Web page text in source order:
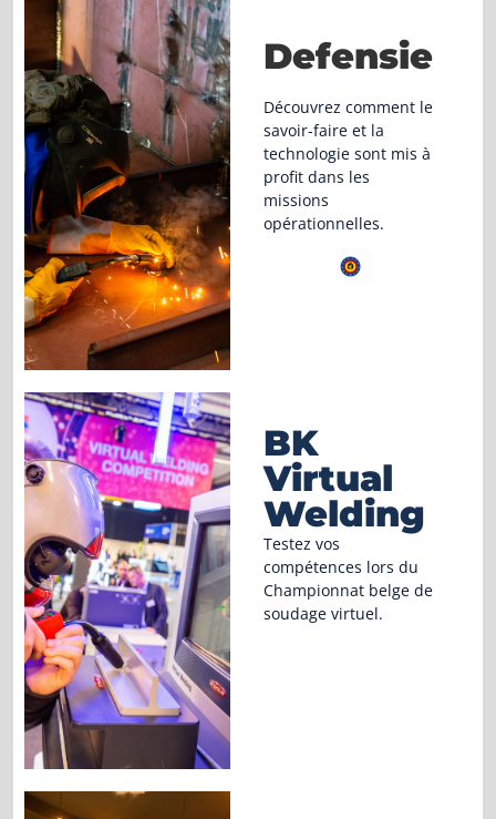
Defensie
Découvrez comment le
savoir-faire et la
technologie sont mis à
profit dans les
missions
opérationnelles.
BK
Virtual
Welding
Testez vos
compétences lors du
Championnat belge de
soudage virtuel.